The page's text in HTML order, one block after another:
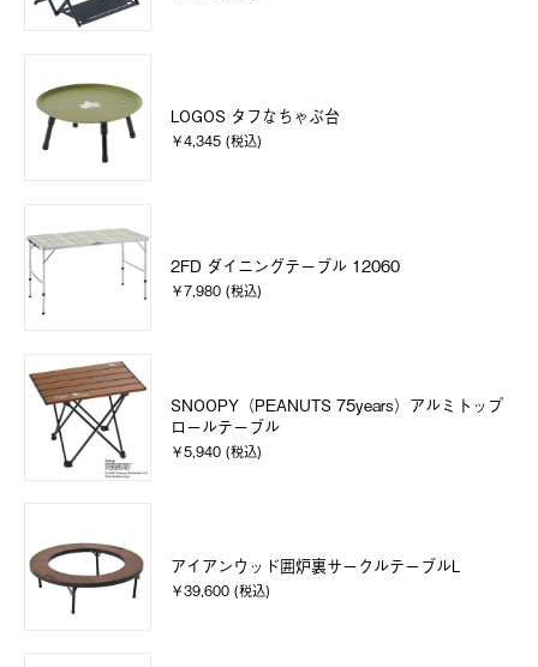
LOGOS タフなちゃぶ台
￥4,345 (税込)
2FD ダイニングテーブル 12060
￥7,980 (税込)
SNOOPY（PEANUTS 75years）アルミトップ
ロールテーブル
￥5,940 (税込)
アイアンウッド囲炉裏サークルテーブルL
￥39,600 (税込)